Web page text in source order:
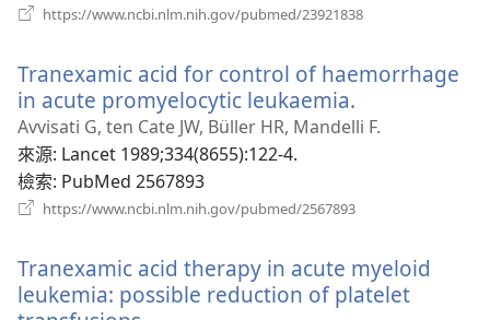
https://www.ncbi.nlm.nih.gov/pubmed/23921838
視
Tranexamic acid for control of haemorrhage
in acute promyelocytic leukaemia.
啟
Avvisati G, ten Cate JW, Büller HR, Mandelli F.
來源‎: Lancet 1989;334(8655):122-4.
檢索‎: PubMed 2567893
https://www.ncbi.nlm.nih.gov/pubmed/2567893
視
窗）
Tranexamic acid therapy in acute myeloid
leukemia: possible reduction of platelet